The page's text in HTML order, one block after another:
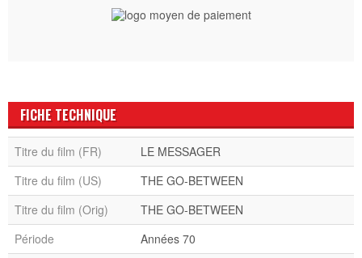
FICHE TECHNIQUE
Titre du film (FR)
LE MESSAGER
Titre du film (US)
THE GO-BETWEEN
Titre du film (Orig)
THE GO-BETWEEN
Période
Années 70